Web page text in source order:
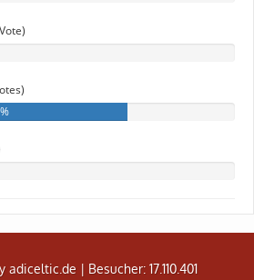
adiceltic.de | Besucher: 17.110.401